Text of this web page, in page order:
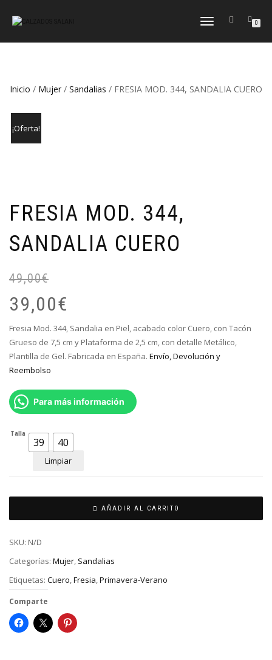
CAMBIAR
0
Inicio / Mujer / Sandalias / FRESIA MOD. 344, SANDALIA CUERO
¡Oferta!
FRESIA MOD. 344,
SANDALIA CUERO
49,00€
39,00€
Fresia Mod. 344, Sandalia en Piel, acabado color Cuero, con Tacón
Grueso de 7,5 cm y Plataforma de 2,5 cm, con detalle Metálico,
Plantilla de Gel. Fabricada en España. Envío, Devolución y
Reembolso
Para más información
Talla
39 40
Limpiar
AÑADIR AL CARRITO
SKU: N/D
Categorías: Mujer, Sandalias
Etiquetas: Cuero,Fresia,Primavera-Verano
Comparte